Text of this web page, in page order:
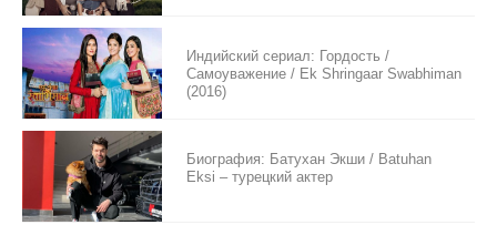
Индийский сериал: Гордость /
Самоуважение / Ek Shringaar Swabhiman
(2016)
Биография: Батухан Экши / Batuhan
Eksi – турецкий актер